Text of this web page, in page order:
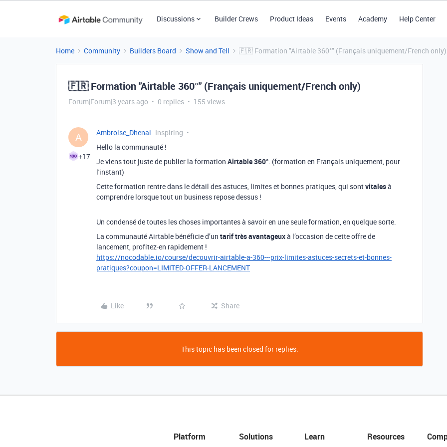
Discussions Builder Crews Product Ideas Events Academy Help Center
Home Community Builders Board Show and Tell 🇫🇷 Formation "Airtable 360°" (Français uniquement/French only)
🇫🇷 Formation "Airtable 360°" (Français uniquement/French only)
Forum|Forum|3 years ago 0 replies 155 views
A
+17
Ambroise_Dhenai Inspiring
Hello la communauté !
Je viens tout juste de publier la formation Airtable 360°. (formation en Français uniquement, pour
l'instant)
Cette formation rentre dans le détail des astuces, limites et bonnes pratiques, qui sontvitalesà
comprendre lorsque tout un business repose dessus !
Un condensé de toutes les choses importantes à savoir en une seule formation, en quelque sorte.
La communauté Airtable bénéficie d’un tarif très avantageuxà l’occasion de cette offre de
lancement, profitez-en rapidement !
https://nocodable.io/course/decouvrir-airtable-a-360---prix-limites-astuces-secrets-et-bonnes-
pratiques?coupon=LIMITED-OFFER-LANCEMENT
Like Share
This topic has been closed for replies.
Platform Solutions Learn Resources